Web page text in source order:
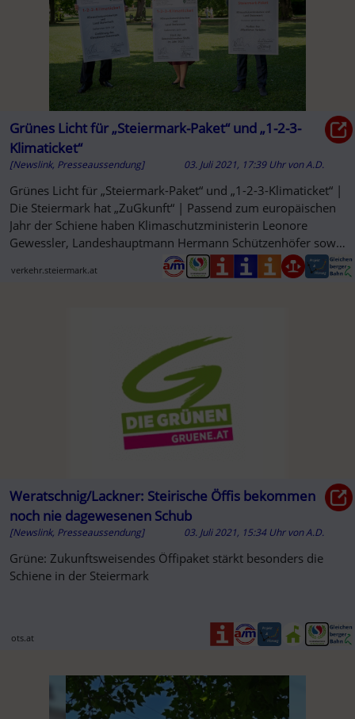
Grünes Licht für „Steiermark-Paket“ und „1-2-3-
Klimaticket“
[Newslink, Presseaussendung] 03. Juli 2021, 17:39 Uhr vonA.D.
Grünes Licht für „Steiermark-Paket“ und „1-2-3-Klimaticket“ |
Die Steiermark hat „ZuGkunft“ | Passend zum europäischen
Jahr der Schiene haben Klimaschutzministerin Leonore
Gewessler, Landeshauptmann Hermann Schützenhöfer sowie
verkehr.steiermark.at
Weratschnig/Lackner: Steirische Öffis bekommen
noch nie dagewesenen Schub
[Newslink, Presseaussendung] 03. Juli 2021, 15:34 Uhr vonA.D.
Grüne: Zukunftsweisendes Öffipaket stärkt besonders die
Schiene in der Steiermark
ots.at